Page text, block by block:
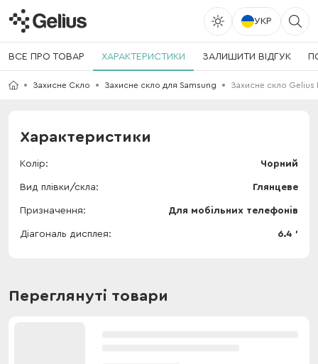
УКР
ВСЕ ПРО ТОВАР ХАРАКТЕРИСТИКИ ЗАЛИШИТИ ВІДГУК
Захисне Скло Захисне скло для Samsung Захисне скло Gelius
Характеристики
Колір Чорний
Вид плівки/скла Глянцеве
Призначення Для мобільних телефонів
Діагональ дисплея 6.4 '
Переглянуті товари